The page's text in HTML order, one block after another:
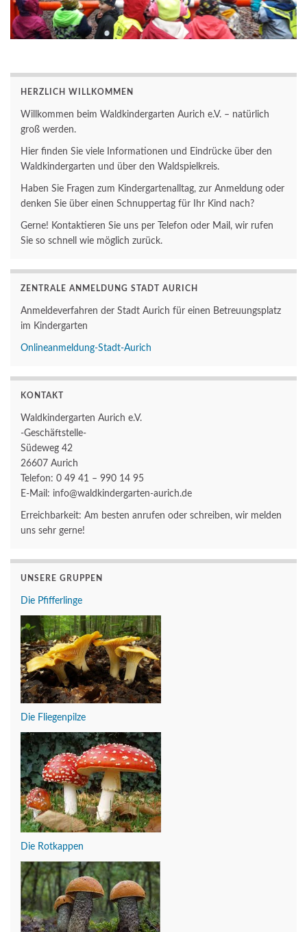
HERZLICH WILLKOMMEN
Willkommen beim Waldkindergarten Aurich e.V. – natürlich
groß werden.
Hier finden Sie viele Informationen und Eindrücke über den
Waldkindergarten und über den Waldspielkreis.
Haben Sie Fragen zum Kindergartenalltag, zur Anmeldung oder
denken Sie über einen Schnuppertag für Ihr Kind nach?
Gerne! Kontaktieren Sie uns per Telefon oder Mail, wir rufen
Sie so schnell wie möglich zurück.
ZENTRALE ANMELDUNG STADT AURICH
Anmeldeverfahren der Stadt Aurich für einen Betreuungsplatz
im Kindergarten
Onlineanmeldung-Stadt-Aurich
KONTAKT
Waldkindergarten Aurich e.V.
-Geschäftstelle-
Südeweg 42
26607 Aurich
Telefon: 0 49 41 – 990 14 95
E-Mail: info@waldkindergarten-aurich.de
Erreichbarkeit: Am besten anrufen oder schreiben, wir melden
uns sehr gerne!
UNSERE GRUPPEN
Die Pfifferlinge
Die Fliegenpilze
Die Rotkappen